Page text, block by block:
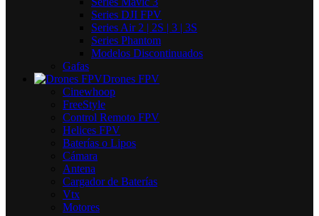
Series DJI FPV
Series Air 2 | 2S | 3 | 3S
Series Phantom
Modelos Discontinuados
Gafas
Drones FPV
Cinewhoop
FreeStyle
Control Remoto FPV
Helices FPV
Baterías o Lipos
Cámara
Antena
Cargador de Baterías
Vtx
Motores